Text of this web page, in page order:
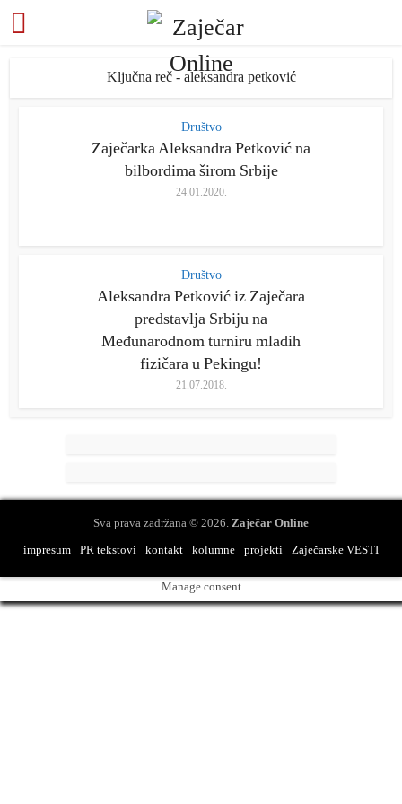
Ključna reč - aleksandra petković
Društvo
Zaječarka Aleksandra Petković na
bilbordima širom Srbije
24.01.2020.
Društvo
Aleksandra Petković iz Zaječara
predstavlja Srbiju na
Međunarodnom turniru mladih
fizičara u Pekingu!
21.07.2018.
Sva prava zadržana © 2026. Zaječar Online
impresum
PR tekstovi kontakt kolumne projekti Zaječarske VESTI
Manage consent